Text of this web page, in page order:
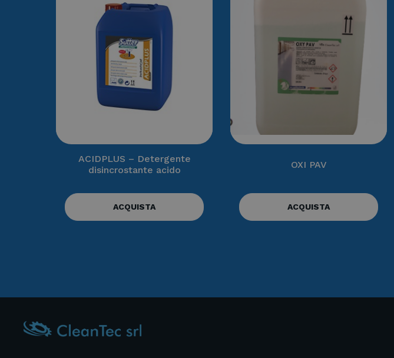
ACIDPLUS – Detergente
disincrostante acido
ACQUISTA
OXI PAV
ACQUISTA